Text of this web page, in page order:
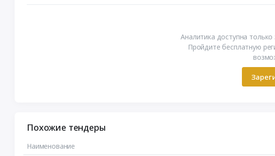
Аналитика доступна
Пройдите бесплатную
Похожие тендеры
Наименование